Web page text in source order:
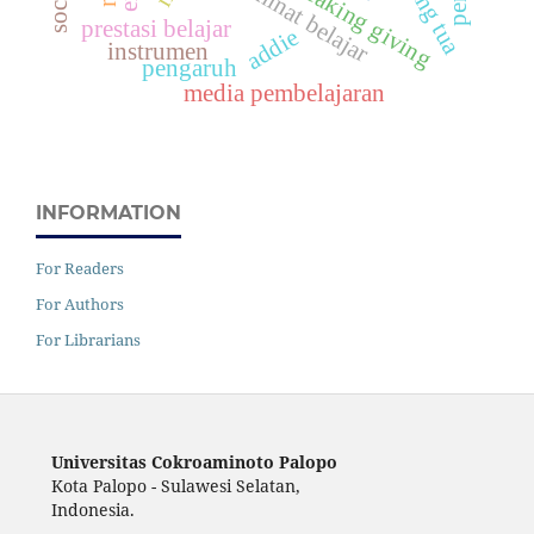
minat belajar
prestasi belajar
instrumen
pengaruh
media pembelajaran
addie
INFORMATION
For Readers
For Authors
For Librarians
Universitas Cokroaminoto Palopo
Kota Palopo - Sulawesi Selatan,
Indonesia.